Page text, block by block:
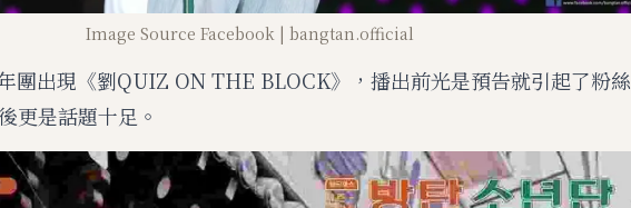
Image Source Facebook | bangtan.official
團出現《劉QUIZ ON THE BLOCK》，播出前光是預告就引起了粉絲
更是話題十足。